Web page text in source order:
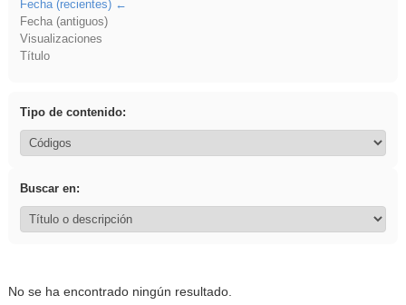
Fecha (recientes)
Fecha (antiguos)
Visualizaciones
Título
Tipo de contenido:
Buscar en:
No se ha encontrado ningún resultado.